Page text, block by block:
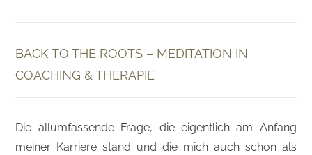
BACK TO THE ROOTS – MEDITATION IN
COACHING & THERAPIE
Die allumfassende Frage, die eigentlich am Anfang
meiner Karriere stand und die mich auch schon als